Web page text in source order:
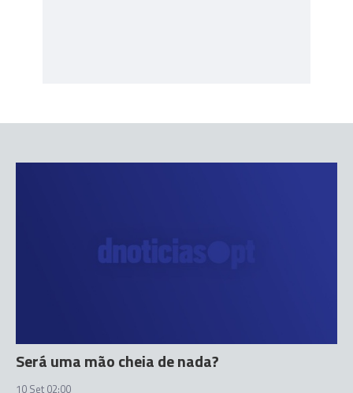
Será uma mão cheia de nada?
10 Set 02:00